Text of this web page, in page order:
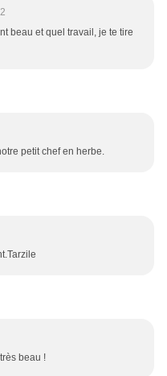
beau et quel travail, je te tire
petit chef en herbe.
beau !